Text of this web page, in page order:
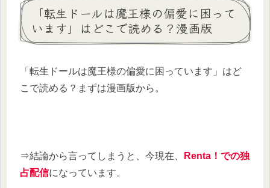
「転生ドールは魔王様の偏愛に困って
います」はどこで読める？漫画版
「転生ドールは魔王様の偏愛に困っています」はど
こで読める？まずは漫画版から。
⇒結論から言ってしまうと、今現在、
Renta！での独
占配信になっています。